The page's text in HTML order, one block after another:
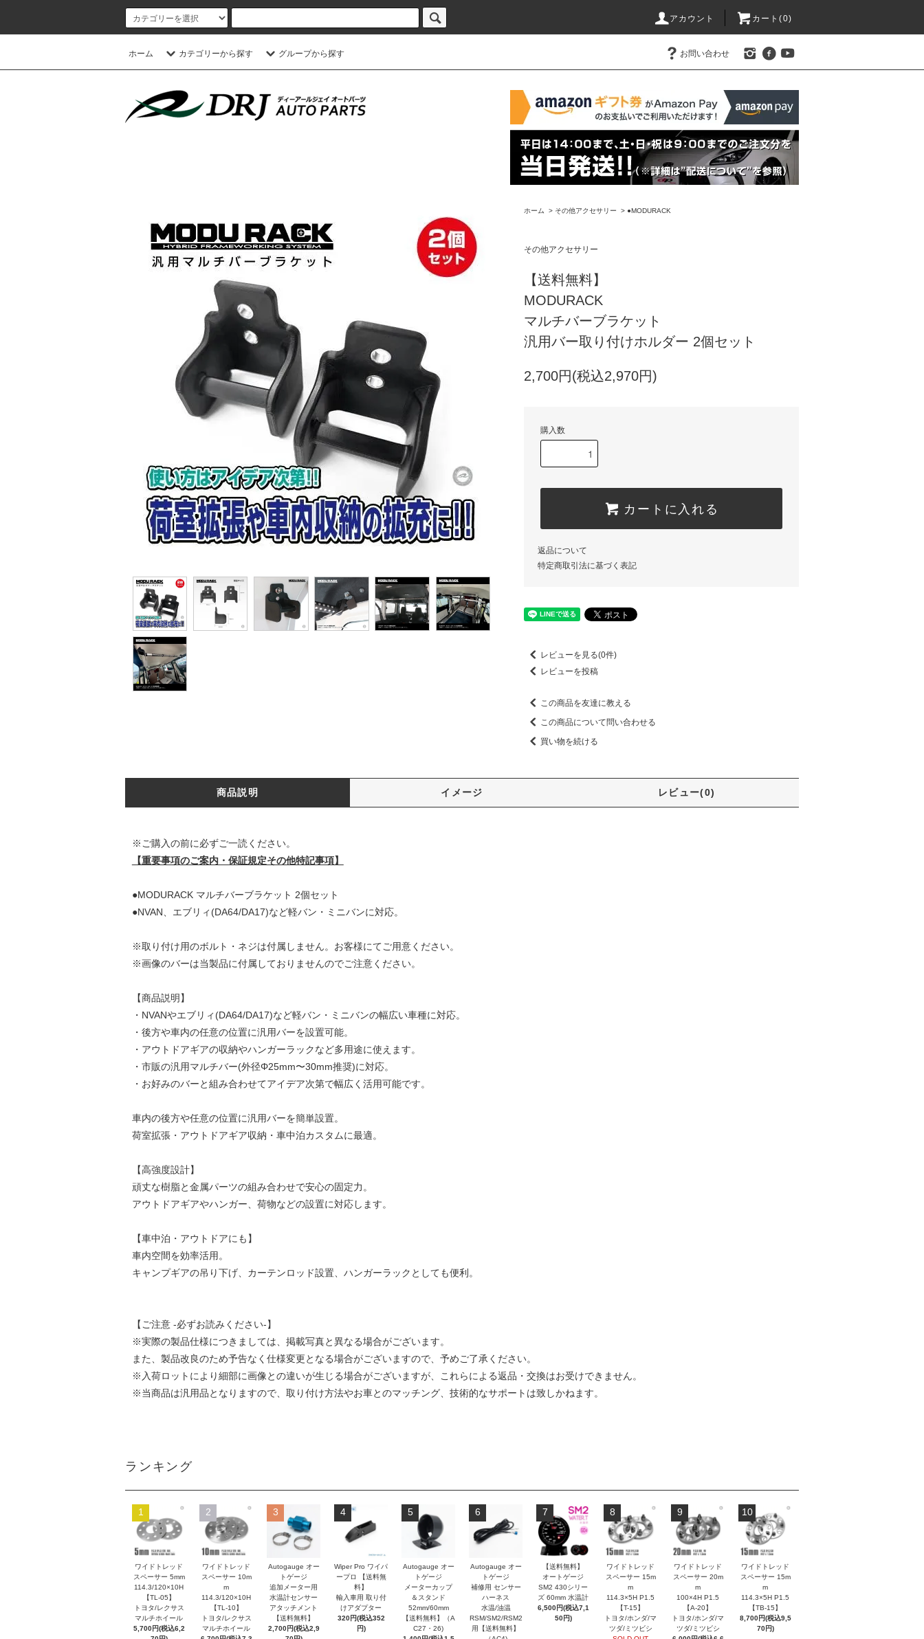
アカウント カート(0)
ホーム カテゴリーから探す グループから探す お問い合わせ
ホーム > その他アクセサリー > ●MODURACK
その他アクセサリー
【送料無料】
MODURACK
マルチバーブラケット
汎用バー取り付けホルダー 2個セット
2,700円(税込2,970円)
購入数
カートに入れる
返品について
特定商取引法に基づく表記
レビューを見る(0件)
レビューを投稿
この商品を友達に教える
この商品について問い合わせる
買い物を続ける
商品説明 イメージ レビュー(0)
※ご購入の前に必ずご一読ください。
【重要事項のご案内・保証規定その他特記事項】
●MODURACK マルチバーブラケット 2個セット
●NVAN、エブリィ(DA64/DA17)など軽バン・ミニバンに対応。
※取り付け用のボルト・ネジは付属しません。お客様にてご用意ください。
※画像のバーは当製品に付属しておりませんのでご注意ください。
【商品説明】
・NVANやエブリィ(DA64/DA17)など軽バン・ミニバンの幅広い車種に対応。
・後方や車内の任意の位置に汎用バーを設置可能。
・アウトドアギアの収納やハンガーラックなど多用途に使えます。
・市販の汎用マルチバー(外径Φ25mm〜30mm推奨)に対応。
・お好みのバーと組み合わせてアイデア次第で幅広く活用可能です。
車内の後方や任意の位置に汎用バーを簡単設置。
荷室拡張・アウトドアギア収納・車中泊カスタムに最適。
【高強度設計】
頑丈な樹脂と金属パーツの組み合わせで安心の固定力。
アウトドアギアやハンガー、荷物などの設置に対応します。
【車中泊・アウトドアにも】
車内空間を効率活用。
キャンプギアの吊り下げ、カーテンロッド設置、ハンガーラックとしても便利。
【ご注意 -必ずお読みください-】
※実際の製品仕様につきましては、掲載写真と異なる場合がございます。
また、製品改良のため予告なく仕様変更となる場合がございますので、予めご了承ください。
※入荷ロットにより細部に画像との違いが生じる場合がございますが、これらによる返品・交換はお受けできません。
※当商品は汎用品となりますので、取り付け方法やお車とのマッチング、技術的なサポートは致しかねます。
ランキング
1
ワイドトレッド
スペーサー 5mm
114.3/120×10H
【TL-05】
トヨタ/レクサス
マルチホイール
5,700円(税込6,2
2
ワイドトレッド
スペーサー 10m
m
114.3/120×10H
【TL-10】
トヨタ/レクサス
マルチホイール
3
Autogauge オー
トゲージ
追加メーター用
水温計センサー
アタッチメント
【送料無料】
2,700円(税込2,9
4
Wiper Pro ワイパ
ープロ 【送料無
料】
輸入車用 取り付
けアダプター
320円(税込352
円)
5
Autogauge オー
トゲージ
メーターカップ
＆スタンド
52mm/60mm
【送料無料】（A
C27・26)
6
Autogauge オー
トゲージ
補修用 センサー
ハーネス
水温/油温
RSM/SM2/RSM2
用【送料無料】
7
【送料無料】
オートゲージ
SM2 430シリー
ズ 60mm 水温計
6,500円(税込7,1
50円)
8
ワイドトレッド
スペーサー 15m
m
114.3×5H P1.5
【T-15】
トヨタ/ホンダ/マ
ツダ/ミツビシ
9
ワイドトレッド
スペーサー 20m
m
100×4H P1.5
【A-20】
トヨタ/ホンダ/マ
ツダ/ミツビシ
10
ワイドトレッド
スペーサー 15m
m
114.3×5H P1.5
【TB-15】
8,700円(税込9,5
70円)